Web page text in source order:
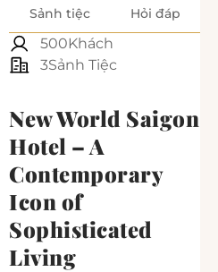
Sảnh tiệc Hỏi đáp
500Khách
3Sảnh Tiệc
New World Saigon
Hotel – A
Contemporary
Icon of
Sophisticated
Living